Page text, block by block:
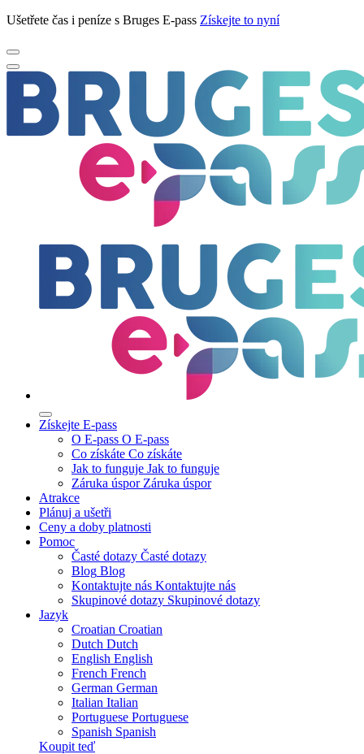
Ušetřete čas i peníze s Bruges E-pass Získejte to nyní
Získejte E-pass
O E-pass O E-pass
Co získáte Co získáte
Jak to funguje Jak to funguje
Záruka úspor Záruka úspor
Atrakce
Plánuj a ušetři
Ceny a doby platnosti
Pomoc
Časté dotazy Časté dotazy
Blog Blog
Kontaktujte nás Kontaktujte nás
Skupinové dotazy Skupinové dotazy
Jazyk
Croatian Croatian
Dutch Dutch
English English
French French
German German
Italian Italian
Portuguese Portuguese
Spanish Spanish
Koupit teď